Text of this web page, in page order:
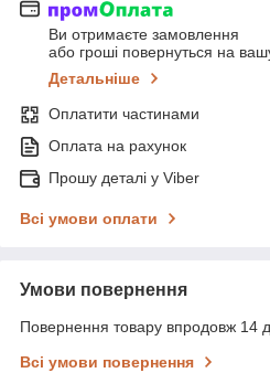
Ви отримаєте замовлення
або гроші повернуться на
Детальніше
Оплатити частинами
Оплата на рахунок
Прошу деталі у Viber
Всі умови оплати
Умови повернення
Повернення товару впродовж 14
Всі умови повернення